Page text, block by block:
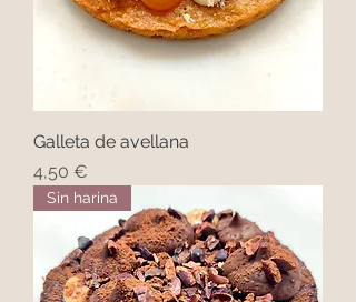
Galleta de avellana
Precio
4,50 €
Sin harina